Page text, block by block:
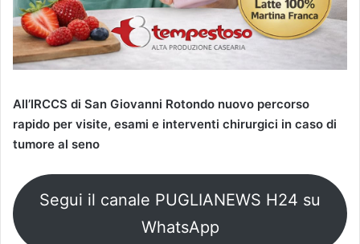
All’IRCCS di San Giovanni Rotondo nuovo percorso
rapido per visite, esami e interventi chirurgici in caso di
tumore al seno
Segui il canale PUGLIANEWS H24 su
WhatsApp